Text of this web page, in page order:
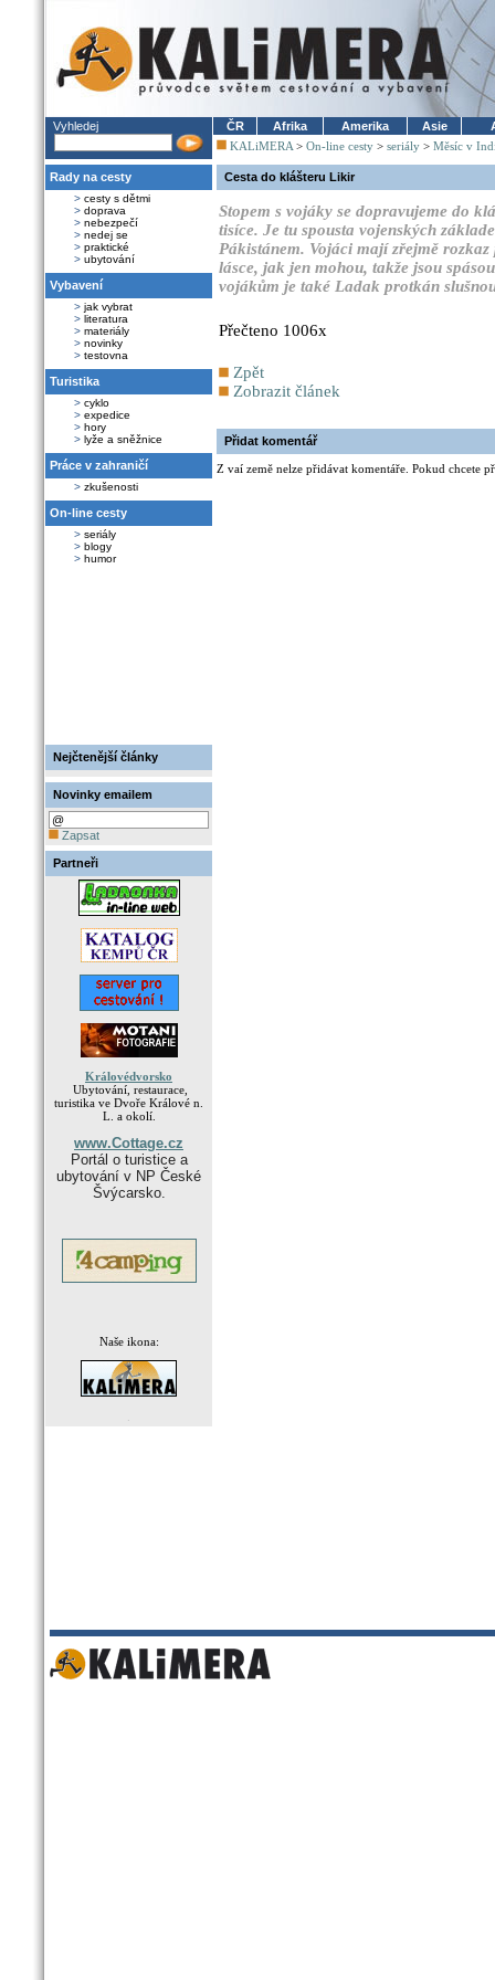
Vyhledej
Rady na cesty
> cesty s dětmi
> doprava
> nebezpečí
> nedej se
> praktické
> ubytování
Vybavení
> jak vybrat
> literatura
> materiály
> novinky
> testovna
Turistika
> cyklo
> expedice
> hory
> lyže a sněžnice
Práce v zahraničí
> zkušenosti
On-line cesty
> seriály
> blogy
> humor
Nejčtenější články
Novinky emailem
Zapsat
Partneři
Královédvorsko
Ubytování, restaurace,
turistika ve Dvoře Králové n.
L. a okolí.
www.Cottage.cz
Portál o turistice a
ubytování v NP České
Švýcarsko.
Naše ikona:
ČR Afrika Amerika Asie
KALiMERA > On-line cesty > seriály > Měsíc v
Cesta do klášteru Likir
Stopem s vojáky se dopravujeme do
tisíce. Je tu spousta vojenských
Pákistánem. Vojáci mají zřejmě
lásce, jak jen mohou, takže jsou
vojákům je také Ladak protkán
Přečteno 1006x
Zpět
Zobrazit článek
Přidat komentář
Z vaí země nelze přidávat komentáře. Pokud chcete